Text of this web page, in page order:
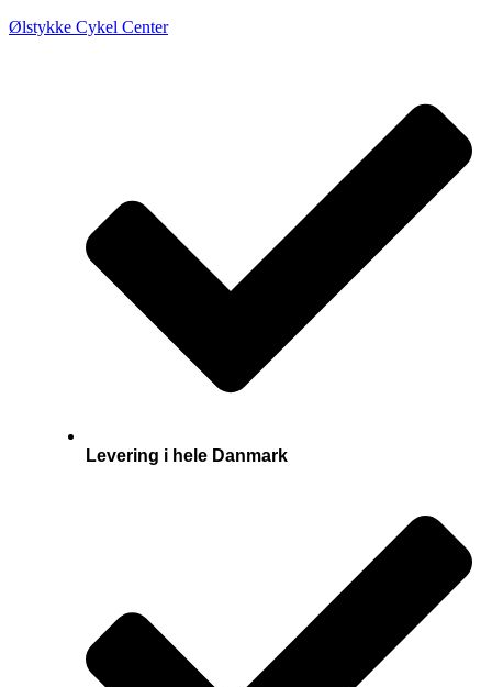
Ølstykke Cykel Center
Levering i hele Danmark